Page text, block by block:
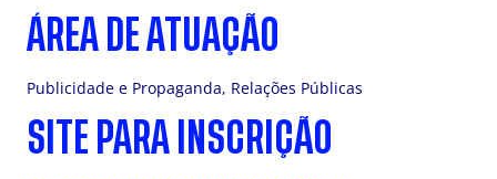
ÁREA DE ATUAÇÃO
Publicidade e Propaganda, Relações Públicas
SITE PARA INSCRIÇÃO